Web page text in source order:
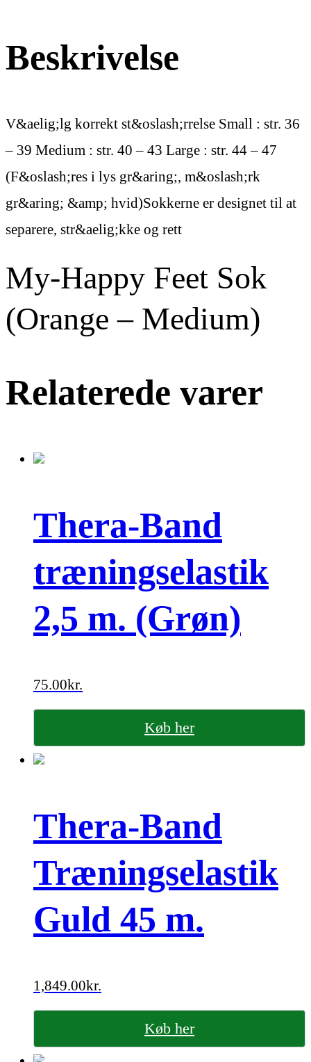
Beskrivelse
V&aelig;lg korrekt st&oslash;rrelse Small : str. 36
– 39 Medium : str. 40 – 43 Large : str. 44 – 47
(F&oslash;res i lys gr&aring;, m&oslash;rk
gr&aring; &amp; hvid)Sokkerne er designet til at
separere, str&aelig;kke og rett
My-Happy Feet Sok
(Orange – Medium)
Relaterede varer
Thera-Band
træningselastik
2,5 m. (Grøn)
75.00kr.
Køb her
Thera-Band
Træningselastik
Guld 45 m.
1,849.00kr.
Køb her